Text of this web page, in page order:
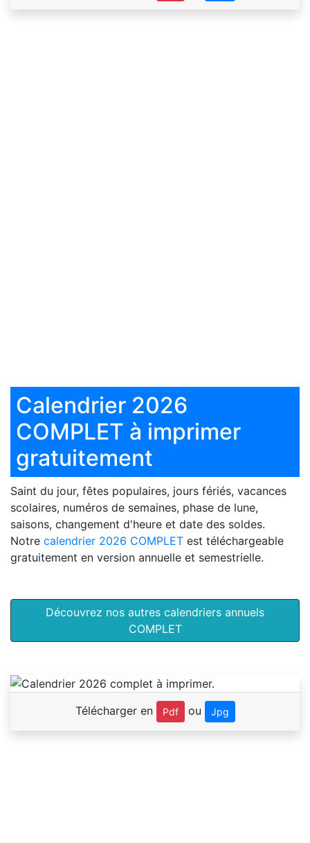
Calendrier 2026
COMPLET à imprimer
gratuitement
Saint du jour, fêtes populaires, jours fériés, vacances
scolaires, numéros de semaines, phase de lune,
saisons, changement d'heure et date des soldes.
Notre calendrier 2026 COMPLET est téléchargeable
gratuitement en version annuelle et semestrielle.
Découvrez nos autres calendriers annuels
COMPLET
Télécharger en Pdf ou Jpg